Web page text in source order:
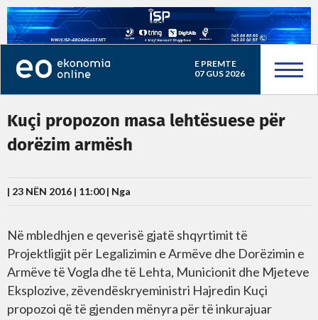
E PREMTE
07 GUS 2026
Kuçi propozon masa lehtësuese për
dorëzim armësh
| 23 NËN 2016 | 11:00 | Nga
Në mbledhjen e qeverisë gjatë shqyrtimit të
Projektligjit për Legalizimin e Armëve dhe Dorëzimin e
Armëve të Vogla dhe të Lehta, Municionit dhe Mjeteve
Eksplozive, zëvendëskryeministri Hajredin Kuçi
propozoi që të gjenden mënyra për të inkurajuar